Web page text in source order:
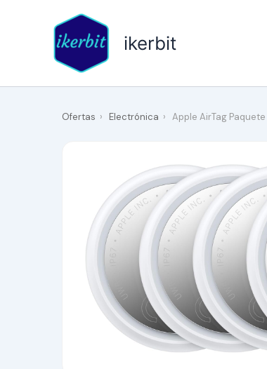
ikerbit
Ofertas › Electrónica › Apple AirTag